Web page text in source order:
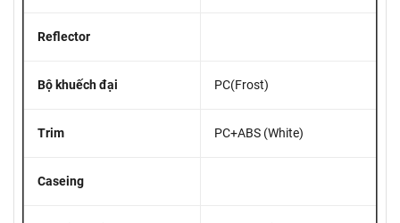
Reflector
Bộ khuếch đại PC(Frost)
Trim PC+ABS (White)
Caseing